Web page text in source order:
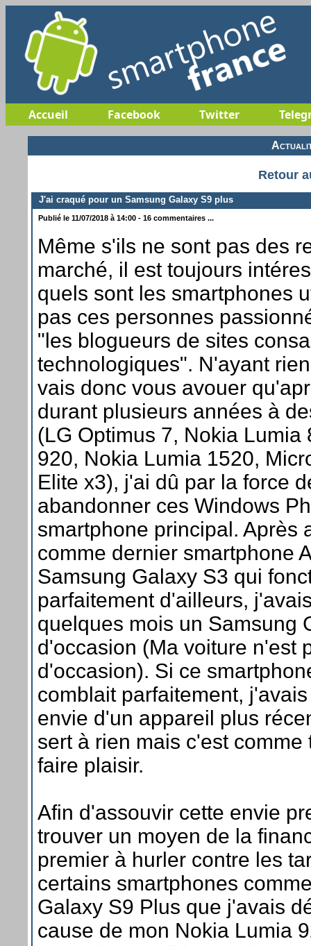
Accueil Facebook Twitter
Retour
J'ai craqué pour un Samsung Galaxy S9 plus
Publié le 11/07/2018 à 14:00 - 16 commentaires ...
Même s'ils ne sont pas des
marché, il est toujours
quels sont les smartphones
pas ces personnes
"les blogueurs de sites
technologiques". N'ayant
vais donc vous avouer
durant plusieurs années à
(LG Optimus 7, Nokia Lumia
920, Nokia Lumia 1520,
Elite x3), j'ai dû par la force
abandonner ces Windows
smartphone principal. Après
comme dernier smartphone
Samsung Galaxy S3 qui
parfaitement d'ailleurs,
quelques mois un Samsung
d'occasion (Ma voiture n'est
d'occasion). Si ce
comblait parfaitement,
envie d'un appareil plus
sert à rien mais c'est
faire plaisir.
Afin d'assouvir cette envie
trouver un moyen de la
premier à hurler contre les
certains smartphones
Galaxy S9 Plus que j'avais
cause de mon Nokia Lumia